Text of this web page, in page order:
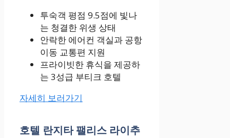
투숙객 평점 9.5점에 빛나
는 청결한 위생 상태
안락한 에어컨 객실과 공항
이동 교통편 지원
프라이빗한 휴식을 제공하
는 3성급 부티크 호텔
자세히 보러가기
호텔 란지타 팰리스 라이추